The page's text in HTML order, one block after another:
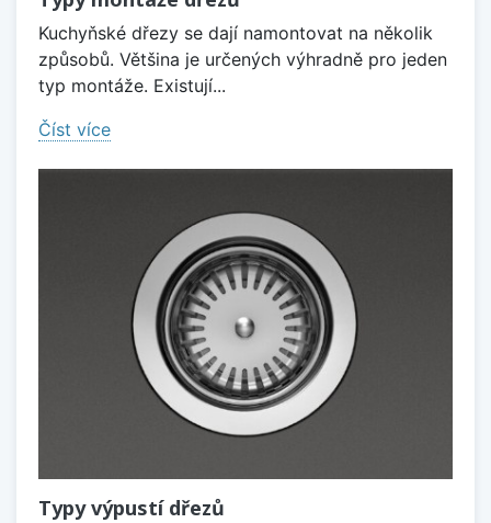
Kuchyňské dřezy se dají namontovat na několik
způsobů. Většina je určených výhradně pro jeden
typ montáže. Existují...
Číst více
Typy výpustí dřezů